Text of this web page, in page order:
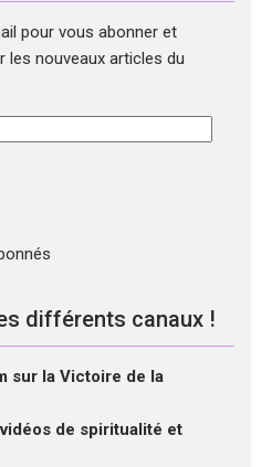
pour vous abonner et
les nouveaux articles du
différents canaux !
sur la Victoire de la
de spiritualité et